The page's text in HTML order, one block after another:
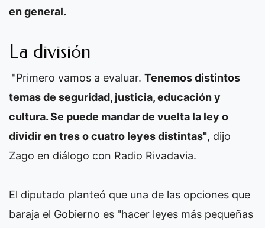
en general.
La división
"Primero vamos a evaluar. Tenemos distintos
temas de seguridad, justicia, educación y
cultura. Se puede mandar de vuelta la ley o
dividir en tres o cuatro leyes distintas", dijo
Zago en diálogo con Radio Rivadavia.
El diputado planteó que una de las opciones que
baraja el Gobierno es "hacer leyes más pequeñas